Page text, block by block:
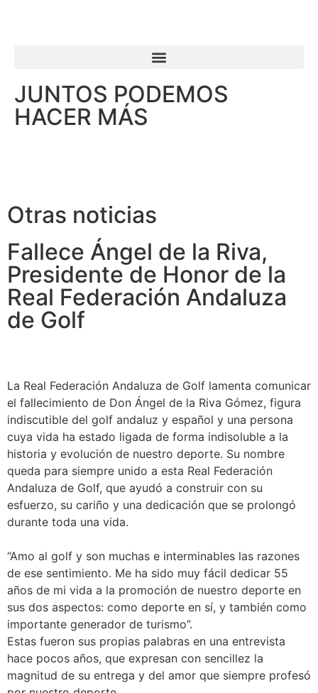
JUNTOS PODEMOS
HACER MÁS
Otras noticias
Fallece Ángel de la Riva,
Presidente de Honor de la
Real Federación Andaluza
de Golf
La Real Federación Andaluza de Golf lamenta comunicar
el fallecimiento de Don Ángel de la Riva Gómez, figura
indiscutible del golf andaluz y español y una persona
cuya vida ha estado ligada de forma indisoluble a la
historia y evolución de nuestro deporte. Su nombre
queda para siempre unido a esta Real Federación
Andaluza de Golf, que ayudó a construir con su
esfuerzo, su cariño y una dedicación que se prolongó
durante toda una vida.
“Amo al golf y son muchas e interminables las razones
de ese sentimiento. Me ha sido muy fácil dedicar 55
años de mi vida a la promoción de nuestro deporte en
sus dos aspectos: como deporte en sí, y también como
importante generador de turismo”.
Estas fueron sus propias palabras en una entrevista
hace pocos años, que expresan con sencillez la
magnitud de su entrega y del amor que siempre profesó